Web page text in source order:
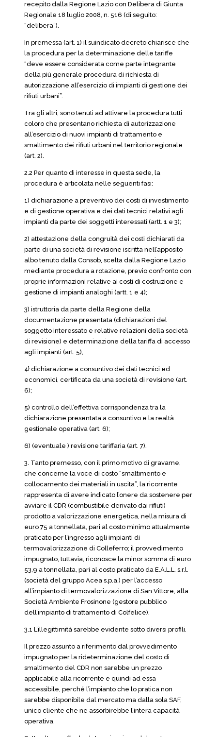
recepito dalla Regione Lazio con Delibera di Giunta
Regionale 18 luglio 2008, n. 516 (di seguito:
“delibera”).
In premessa (art. 1) il suindicato decreto chiarisce che
la procedura per la determinazione delle tariffe
“deve essere considerata come parte integrante
della più generale procedura di richiesta di
autorizzazione all’esercizio di impianti di gestione dei
rifiuti urbani”.
Tra gli altri, sono tenuti ad attivare la procedura tutti
coloro che presentano richiesta di autorizzazione
all’esercizio di nuovi impianti di trattamento e
smaltimento dei rifiuti urbani nel territorio regionale
(art. 2).
2.2 Per quanto di interesse in questa sede, la
procedura è articolata nelle seguenti fasi:
1) dichiarazione a preventivo dei costi di investimento
e di gestione operativa e dei dati tecnici relativi agli
impianti da parte dei soggetti interessati (artt. 1 e 3);
2) attestazione della congruità dei costi dichiarati da
parte di una società di revisione iscritta nell’apposito
albo tenuto dalla Consob, scelta dalla Regione Lazio
mediante procedura a rotazione, previo confronto con
proprie informazioni relative ai costi di costruzione e
gestione di impianti analoghi (artt. 1 e 4);
3) istruttoria da parte della Regione della
documentazione presentata (dichiarazioni del
soggetto interessato e relative relazioni della società
di revisione) e determinazione della tariffa di accesso
agli impianti (art. 5);
4} dichiarazione a consuntivo dei dati tecnici ed
economici, certificata da una società di revisione (art.
6);
5) controllo dell’effettiva corrispondenza tra la
dichiarazione presentata a consuntivo e la realtà
gestionale operativa (art. 6);
6) (eventuale ) revisione tariffaria (art. 7).
3. Tanto premesso, con il primo motivo di gravame,
che concerne la voce di costo “smaltimento e
collocamento dei materiali in uscita”, la ricorrente
rappresenta di avere indicato l’onere da sostenere per
avviare il CDR (combustibile derivato dai rifiuti)
prodotto a valorizzazione energetica, nella misura di
euro 75 a tonnellata, pari al costo minimo attualmente
praticato per l’ingresso agli impianti di
termovalorizzazione di Colleferro; il provvedimento
impugnato, tuttavia, riconosce la minor somma di euro
53,9 a tonnellata, pari al costo praticato da E.A.L.L. s.r.l.
(società del gruppo Acea s.p.a.) per l’accesso
all’impianto di termovalorizzazione di San Vittore, alla
Società Ambiente Frosinone (gestore pubblico
dell’impianto di trattamento di Colfelice).
3.1 L’illegittimità sarebbe evidente sotto diversi profili.
Il prezzo assunto a riferimento dal provvedimento
impugnato per la rideterminazione del costo di
smaltimento del CDR non sarebbe un prezzo
applicabile alla ricorrente e quindi ad essa
accessibile, perché l’impianto che lo pratica non
sarebbe disponibile dal mercato ma dalla sola SAF,
unico cliente che ne assorbirebbe l’intera capacità
operativa.